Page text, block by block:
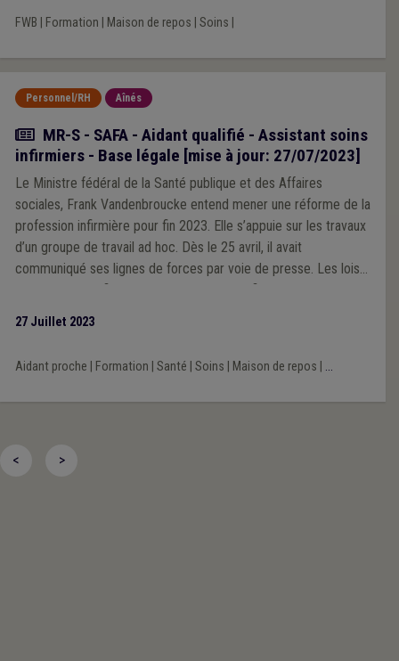
FWB Formation Maison de repos Soins
Personnel/RH Aînés
Actualité
MR-S - SAFA - Aidant qualifié - Assistant soins
infirmiers - Base légale [mise à jour: 27/07/2023]
Le Ministre fédéral de la Santé publique et des Affaires
sociales, Frank Vandenbroucke entend mener une réforme de la
profession infirmière pour fin 2023. Elle s’appuie sur les travaux
d’un groupe de travail ad hoc. Dès le 25 avril, il avait
communiqué ses lignes de forces par voie de presse. Les lois
sur l’aidant qualifié et l’assistant en soins infirmiers ont été
infirmière.
27 Juillet 2023
Aidant proche Formation Santé Soins Maison de repos ...
< >